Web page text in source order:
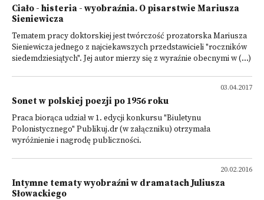
Ciało - histeria - wyobraźnia. O pisarstwie Mariusza
Sieniewicza
Tematem pracy doktorskiej jest twórczość prozatorska Mariusza
Sieniewicza jednego z najciekawszych przedstawicieli "roczników
siedemdziesiątych". Jej autor mierzy się z wyraźnie obecnymi w (...)
03.04.2017
Sonet w polskiej poezji po 1956 roku
Praca biorąca udział w 1. edycji konkursu "Biuletynu
Polonistycznego" Publikuj.dr (w załączniku) otrzymała
wyróżnienie i nagrodę publiczności.
20.02.2016
Intymne tematy wyobraźni w dramatach Juliusza
Słowackiego